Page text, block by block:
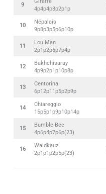
9
4p4p4p3p2p1p
10
Népalais
9p8p3p5p6p10p
11
Lou Man
2p1p2p6p7p4p
12
Bakhchisaray
4p9p2p1p10p8p
13
Centorina
6p12p11p5p2p9p
14
Chiareggio
15p5p1p9p10p14p
15
Bumble Bee
4p6p4p7p6p(23)
16
Waldkauz
2p1p1p2p5p(23)